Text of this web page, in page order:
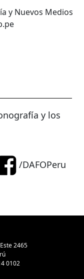
y Nuevos Medios
y los
/DAFOPeru
2465
0102